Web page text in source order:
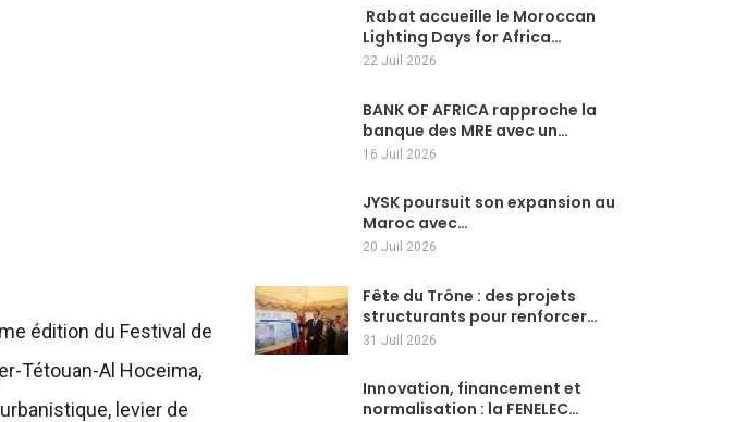
édition du Festival de
Tétouan-Al Hoceima,
levier de
Rabat accueille le Moroccan
Lighting Days for Africa…
22 Juil 2026
BANK OF AFRICA rapproche la
banque des MRE avec un…
16 Juil 2026
JYSK poursuit son expansion au
Maroc avec…
20 Juil 2026
Fête du Trône : des projets
structurants pour renforcer…
31 Juil 2026
Innovation, financement et
normalisation : la FENELEC…